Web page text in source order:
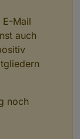
Mail
auch
noch